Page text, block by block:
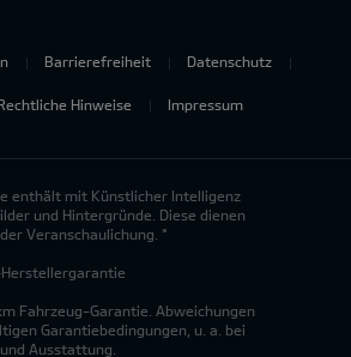
Barrierefreiheit Datenschutz
Hinweise Impressum
enthält mit Künstlicher Intelligenz
und Hintergründe. Diese dienen
Veranschaulichung. *
Fahrzeug-Garantie. Abweichungen
Garantiebedingungen, u. a. bei
Ausstattung.